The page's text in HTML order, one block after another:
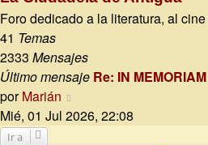
Foro dedicado a la literatura, al
41 Temas
2333 Mensajes
Último mensaje Re: IN
porMarián
último
Mié, 01 Jul 2026, 22:08
Ir a